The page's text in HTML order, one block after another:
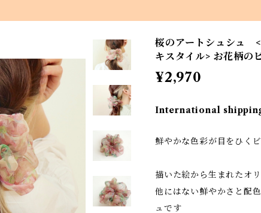
桜のアートシュシュ
キスタイル> お花柄の
¥2,970
International
鮮やかな色彩が目をひく
描いた絵から生まれたオ
他にはない鮮やかさと配
ュです